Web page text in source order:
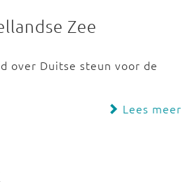
Zee
over Duitse steun voor de
Lees meer